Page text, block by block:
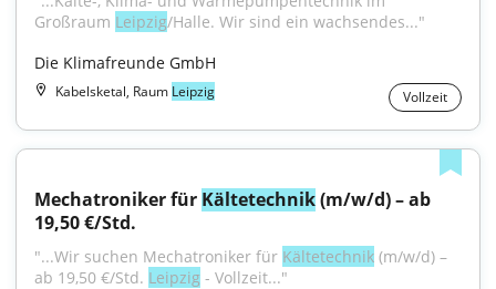
Großraum Leipzig/Halle. Wir sind ein wachsendes..."
Die Klimafreunde GmbH
Kabelsketal, Raum Leipzig Vollzeit
Mechatroniker für Kältetechnik (m/w/d) – ab
19,50 €/Std.
"...Wir suchen Mechatroniker für Kältetechnik (m/w/d) –
ab 19,50 €/Std. Leipzig - Vollzeit..."